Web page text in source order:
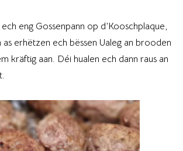
eng Gossenpann op d’Kooschplaque,
as erhëtzen ech bëssen Ualeg an brooden
kräftig aan. Déi hualen ech dann raus an